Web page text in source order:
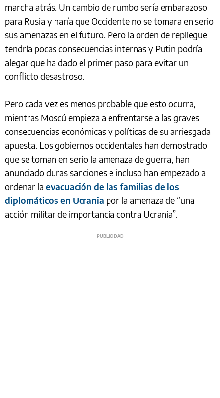
marcha atrás. Un cambio de rumbo sería embarazoso
para Rusia y haría que Occidente no se tomara en serio
sus amenazas en el futuro. Pero la orden de repliegue
tendría pocas consecuencias internas y Putin podría
alegar que ha dado el primer paso para evitar un
conflicto desastroso.
Pero cada vez es menos probable que esto ocurra,
mientras Moscú empieza a enfrentarse a las graves
consecuencias económicas y políticas de su arriesgada
apuesta. Los gobiernos occidentales han demostrado
que se toman en serio la amenaza de guerra, han
anunciado duras sanciones e incluso han empezado a
ordenar la evacuación de las familias de los
diplomáticos en Ucrania por la amenaza de “una
acción militar de importancia contra Ucrania”.